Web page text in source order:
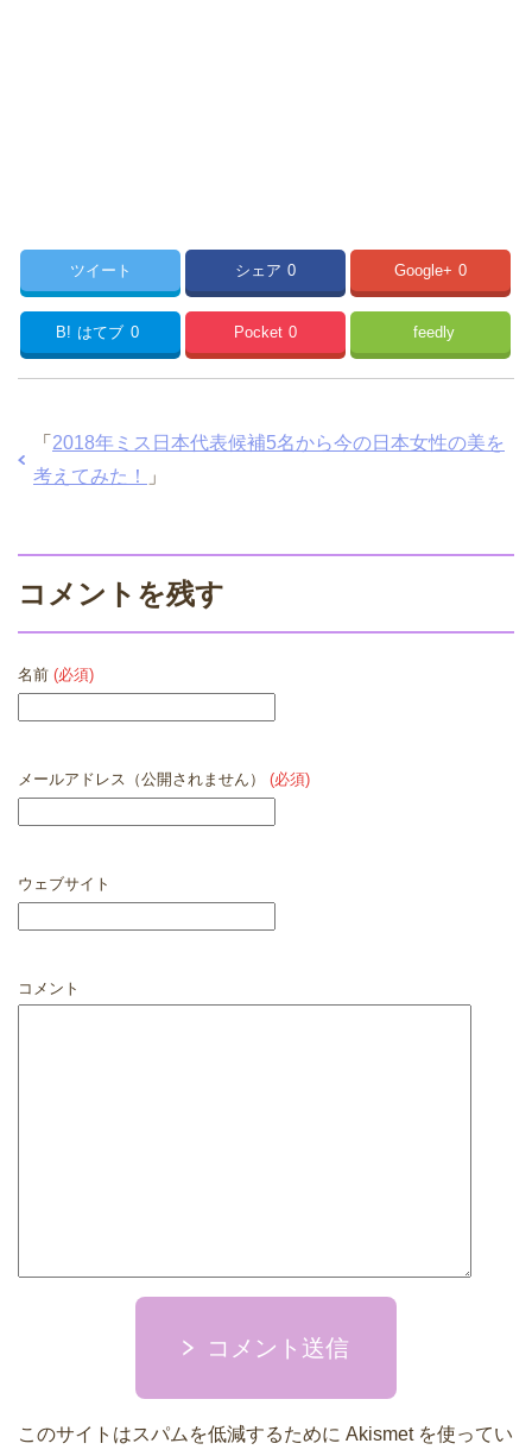
ツイート シェア 0 Google+ 0
B! はてブ 0 Pocket 0 feedly
「 2018年ミス日本代表候補5名から今の日本女性の美を
考えてみた！
」
コメントを残す
名前 (必須)
メールアドレス（公開されません） (必須)
ウェブサイト
コメント
コメント送信
このサイトはスパムを低減するために Akismet を使ってい